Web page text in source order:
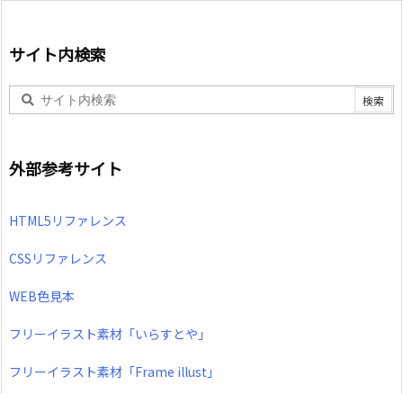
サイト内検索
外部参考サイト
HTML5リファレンス
CSSリファレンス
WEB色見本
フリーイラスト素材「いらすとや」
フリーイラスト素材「Frame illust」